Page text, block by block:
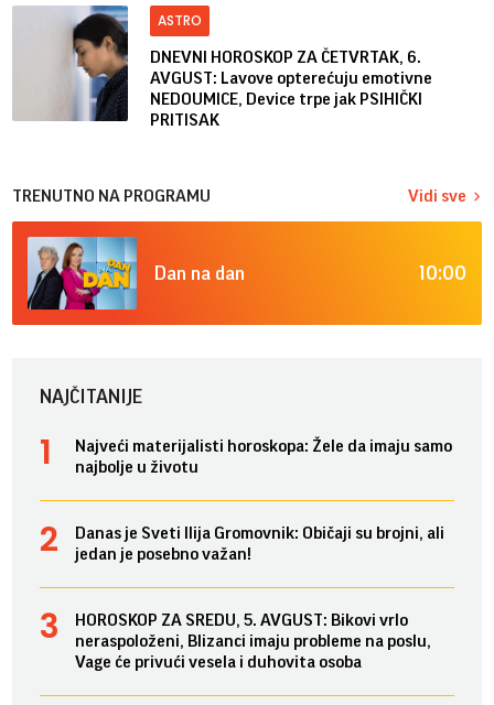
ASTRO
DNEVNI HOROSKOP ZA ČETVRTAK, 6.
AVGUST: Lavove opterećuju emotivne
NEDOUMICE, Device trpe jak PSIHIČKI
PRITISAK
TRENUTNO NA PROGRAMU Vidi sve
Dan na dan 10:00
NAJČITANIJE
Najveći materijalisti horoskopa: Žele da imaju samo
najbolje u životu
Danas je Sveti Ilija Gromovnik: Običaji su brojni, ali
jedan je posebno važan!
HOROSKOP ZA SREDU, 5. AVGUST: Bikovi vrlo
neraspoloženi, Blizanci imaju probleme na poslu,
Vage će privući vesela i duhovita osoba